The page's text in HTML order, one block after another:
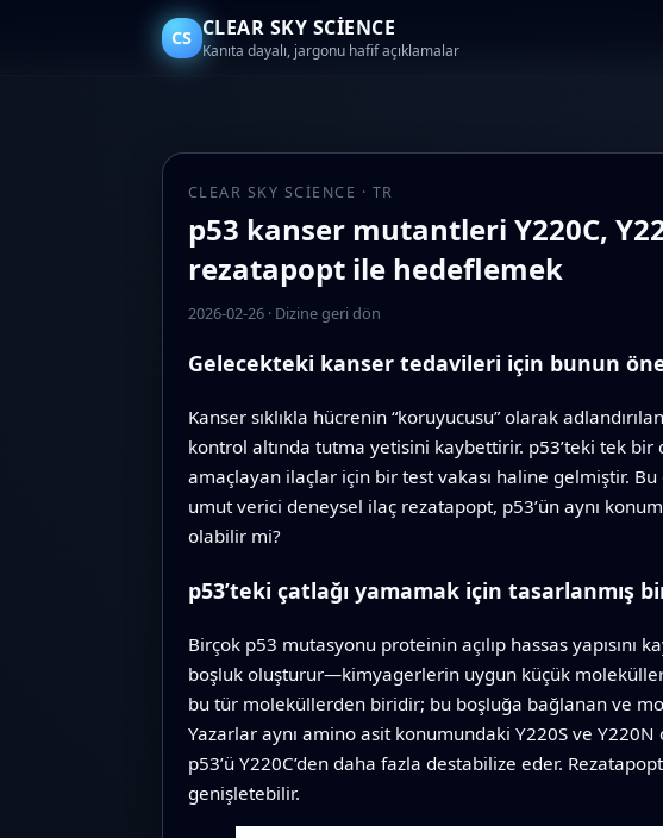
CS CLEAR SKY SCIENCE
Kanıta dayalı, jargonu hafif açıklamalar
CLEAR SKY SCIENCE · TR
p53 kanser mutantleri Y220C,
rezatapopt ile hedeflemek
2026-02-26· Dizine geri dön
Gelecekteki kanser tedavileri için bunun
Kanser sıklıkla hücrenin “koruyucusu” olarak
kontrol altında tutma yetisini kaybettirir. p53’teki tek bir
amaçlayan ilaçlar için bir test vakası haline gelmiştir.
umut verici deneysel ilaç rezatapopt, p53’ün aynı
olabilir mi?
p53’teki çatlağı yamamak için tasarlanmış
Birçok p53 mutasyonu proteinin açılıp hassas
boşluk oluşturur—kimyagerlerin uygun küçük
bu tür moleküllerden biridir; bu boşluğa bağlanan ve
Yazarlar aynı amino asit konumundaki Y220S ve
p53’ü Y220C’den daha fazla destabilize eder.
genişletebilir.